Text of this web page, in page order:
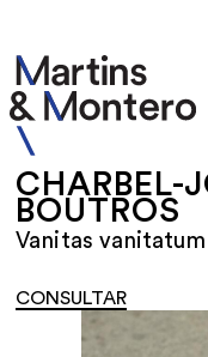
CHARBEL-
BOUTROS
Vanitas vanitatum
CONSULTAR